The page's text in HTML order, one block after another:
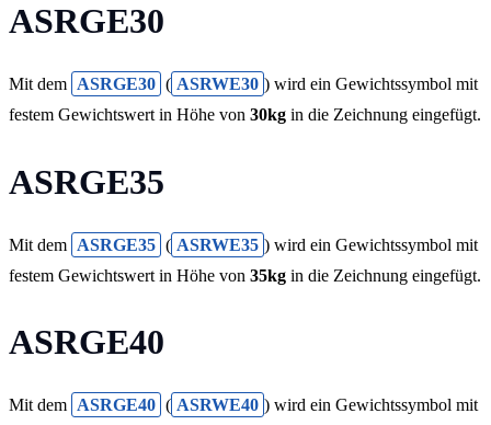
ASRGE30
Mit dem ASRGE30 ( ASRWE30 ) wird ein Gewichtssymbol mit
festem Gewichtswert in Höhe von 30kg in die Zeichnung eingefügt.
ASRGE35
Mit dem ASRGE35 ( ASRWE35 ) wird ein Gewichtssymbol mit
festem Gewichtswert in Höhe von 35kg in die Zeichnung eingefügt.
ASRGE40
Mit dem ASRGE40 ( ASRWE40 ) wird ein Gewichtssymbol mit